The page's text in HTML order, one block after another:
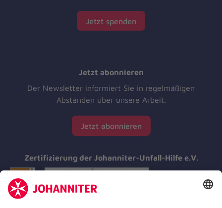
Jetzt spenden
Jetzt abonnieren
Der Newsletter informiert Sie in regelmäßigen
Abständen über unsere Arbeit.
Jetzt abonnieren
Zertifizierung der Johanniter-Unfall-Hilfe e.V.